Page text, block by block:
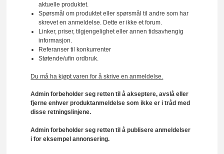
aktuelle produktet.
Spørsmål om produktet eller spørsmål til andre som har
skrevet en anmeldelse. Dette er ikke et forum.
Linker, priser, tilgjengelighet eller annen tidsavhengig
informasjon.
Referanser til konkurrenter
Støtende/ufin ordbruk.
Du må ha kjøpt varen for å skrive en anmeldelse.
Admin forbeholder seg retten til å akseptere, avslå eller
fjerne enhver produktanmeldelse som ikke er i tråd med
disse retningslinjene.
Admin forbeholder seg retten til å publisere anmeldelser
i for eksempel annonsering.